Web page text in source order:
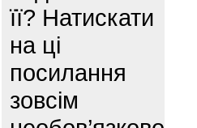
її? Натискати
на ці
посилання
зовсім